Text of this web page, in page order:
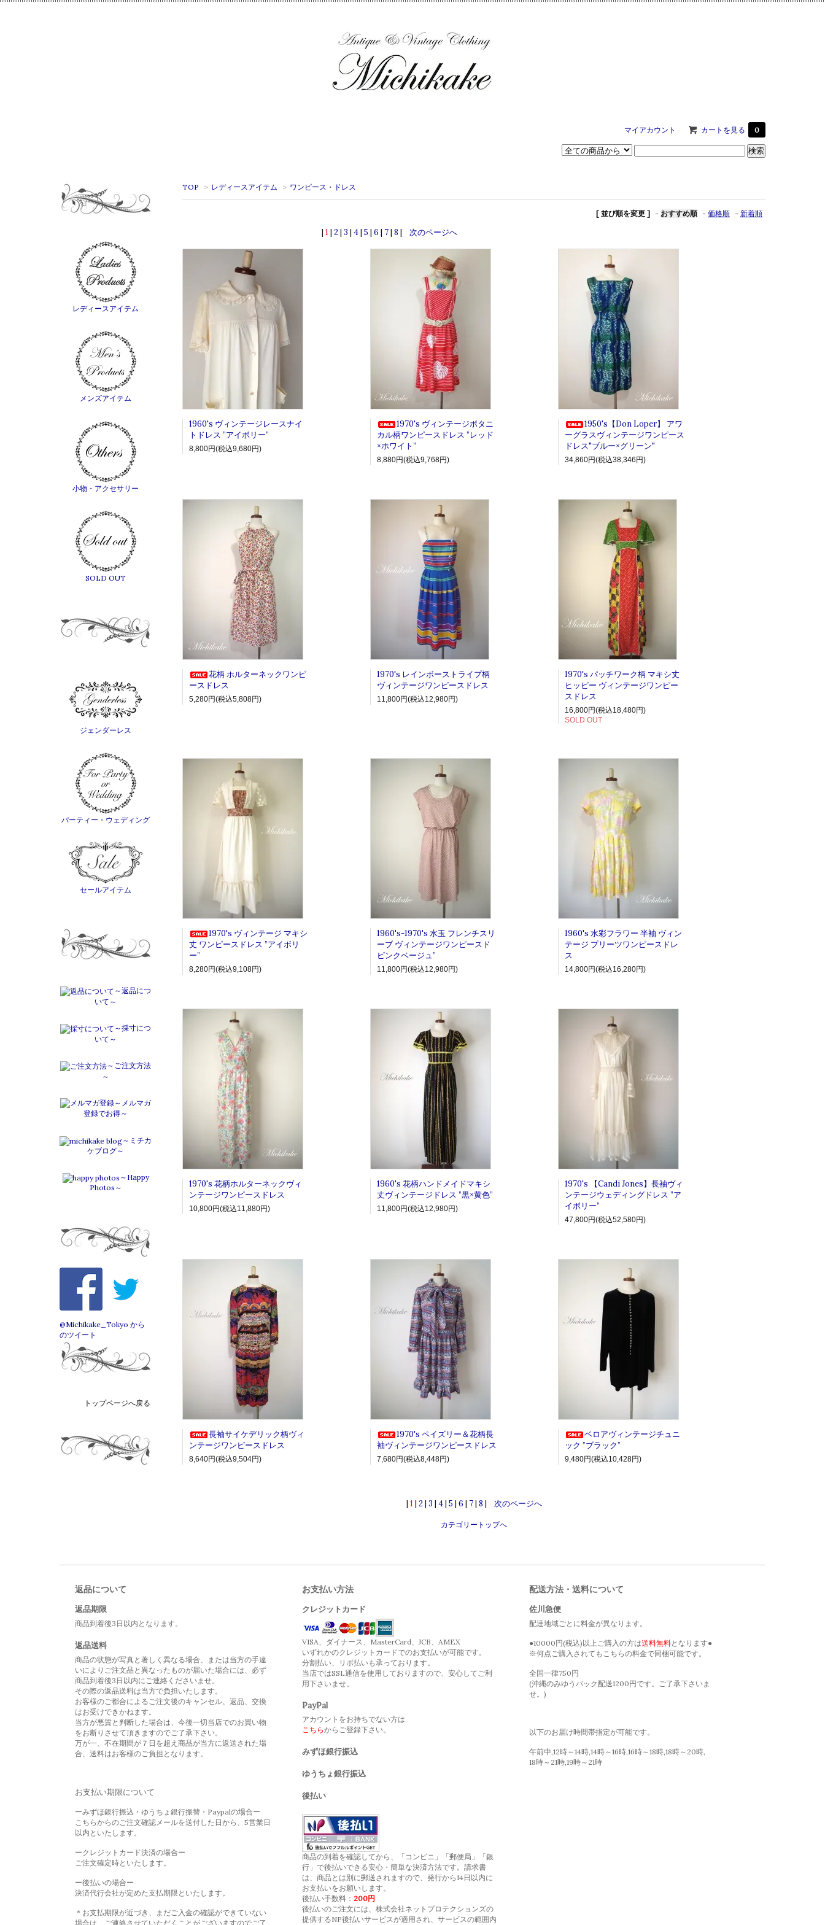
マイアカウント カートを見る 0
TOP > レディースアイテム > ワンピース・ドレス
[ 並び順を変更 ] - おすすめ順 - 価格順 - 新着順
| 1 | 2 | 3 | 4| 5 | 6 | 7| 8 | 次のページへ
1960's ヴィンテージレースナイ
トドレス ”アイボリー”
8,800円(税込9,680円)
1970's ヴィンテージボタニ
カル柄ワンピースドレス ”レッド
×ホワイト”
8,880円(税込9,768円)
1950's【Don Loper】 アワ
ーグラスヴィンテージワンピース
ドレス"ブルー×グリーン"
34,860円(税込38,346円)
花柄 ホルターネックワンピ
ースドレス
5,280円(税込5,808円)
1970's レインボーストライプ柄
ヴィンテージワンピースドレス
11,800円(税込12,980円)
1970's パッチワーク柄 マキシ丈
ヒッピー ヴィンテージワンピー
スドレス
16,800円(税込18,480円)
SOLD OUT
1970's ヴィンテージ マキシ
丈 ワンピースドレス ”アイボリ
ー”
8,280円(税込9,108円)
1960's-1970's 水玉 フレンチスリ
ーブ ヴィンテージワンピースド
ピンクベージュ”
11,800円(税込12,980円)
1960's 水彩フラワー 半袖 ヴィン
テージ プリーツワンピースドレ
ス
14,800円(税込16,280円)
1970's 花柄ホルターネックヴィ
ンテージワンピースドレス
10,800円(税込11,880円)
1960's 花柄ハンドメイドマキシ
丈ヴィンテージドレス ”黒×黄色”
11,800円(税込12,980円)
1970's 【Candi Jones】長袖ヴィ
ンテージウェディングドレス ”ア
イボリー”
47,800円(税込52,580円)
長袖サイケデリック柄ヴィ
ンテージワンピースドレス
8,640円(税込9,504円)
1970's ペイズリー＆花柄長
袖ヴィンテージワンピースドレス
7,680円(税込8,448円)
ベロアヴィンテージチュニ
ック ”ブラック”
9,480円(税込10,428円)
| 1 | 2 | 3 | 4| 5 | 6 | 7| 8 | 次のページへ
カテゴリートップへ
レディースアイテム
メンズアイテム
小物・アクセサリー
SOLD OUT
ジェンダーレス
パーティー・ウェディング
セールアイテム
～返品につ
いて～
～採寸につ
いて～
～ご注文方法
～
～メルマガ
登録でお得～
～ミチカ
ケブログ～
～Happy
Photos～
@Michikake_Tokyo から
のツイート
トップページへ戻る
返品について
返品期限
商品到着後3日以内となります。
返品送料
商品の状態が写真と著しく異なる場合、または当方の手違
いによりご注文品と異なったものが届いた場合には、必ず
商品到着後3日以内にご連絡くださいませ。
その際の返品送料は当方で負担いたします。
お客様のご都合によるご注文後のキャンセル、返品、交換
はお受けできかねます。
当方が悪質と判断した場合は、今後一切当店でのお買い物
をお断りさせて頂きますのでご了承下さい。
万が一、不在期間が７日を超え商品が当方に返送された場
合、送料はお客様のご負担となります。
お支払い期限について
ーみずほ銀行振込・ゆうちょ銀行振替・Paypalの場合ー
こちらからのご注文確認メールを送付した日から、5営業日
以内といたします。
ークレジットカード決済の場合ー
ご注文確定時といたします。
ー後払いの場合ー
決済代行会社が定めた支払期限といたします。
＊お支払期限が近づき、まだご入金の確認ができていない
場合は、ご連絡させていただくことがございますのでご了
お支払い方法
クレジットカード
VISA、ダイナース、MasterCard、JCB、AMEX
いずれかのクレジットカードでのお支払いが可能です。
分割払い、リボ払いも承っております。
当店ではSSL通信を使用しておりますので、安心してご利
用下さいませ。
PayPal
アカウントをお持ちでない方は
こちらからご登録下さい。
みずほ銀行振込
ゆうちょ銀行振込
後払い
商品の到着を確認してから、「コンビニ」「郵便局」「銀
行」で後払いできる安心・簡単な決済方法です。請求書
は、商品とは別に郵送されますので、発行から14日以内に
お支払いをお願いします。
後払い手数料： 200円
後払いのご注文には、 株式会社ネットプロテクションズの
提供するNP後払いサービスが適用され、サービスの範囲内
配送方法・送料について
佐川急便
配達地域ごとに料金が異なります。
●10000円(税込)以上ご購入の方は送料無料となります●
※何点ご購入されてもこちらの料金で同梱可能です。
全国一律750円
(沖縄のみゆうパック配送1200円です。ご了承下さいま
せ。)
以下のお届け時間帯指定が可能です。
午前中,12時～14時,14時～16時,16時～18時,18時～20時,
18時～21時,19時～21時